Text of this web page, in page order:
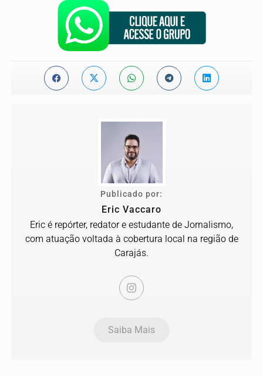
Publicado por:
Eric Vaccaro
Eric é repórter, redator e estudante de Jornalismo,
com atuação voltada à cobertura local na região de
Carajás.
Saiba Mais